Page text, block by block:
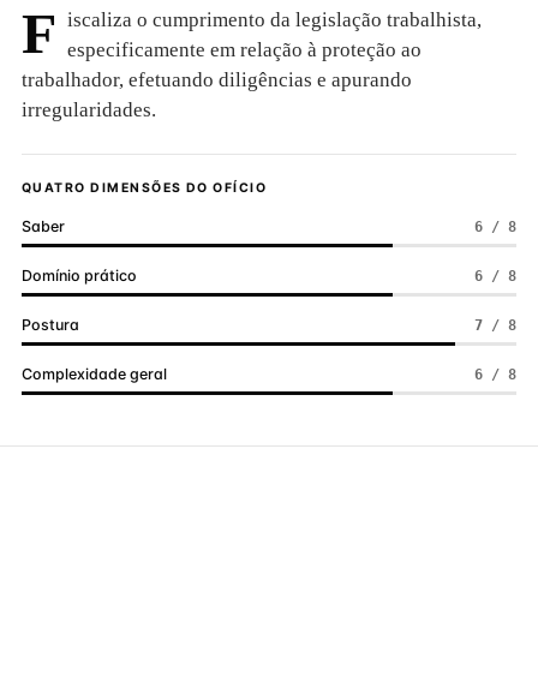
F iscaliza o cumprimento da legislação trabalhista,
especificamente em relação à proteção ao
trabalhador, efetuando diligências e apurando
irregularidades.
QUATRO DIMENSÕES DO OFÍCIO
Saber 6 / 8
Domínio prático 6 / 8
Postura 7 / 8
Complexidade geral 6 / 8